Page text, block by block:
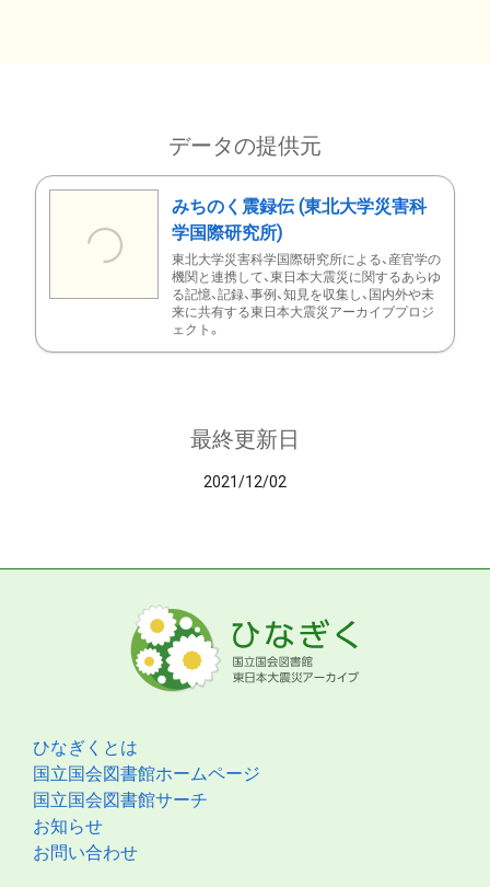
データの提供元
みちのく震録伝 (東北大学災害科
学国際研究所)
東北大学災害科学国際研究所による、産官学の
機関と連携して、東日本大震災に関するあらゆ
る記憶、記録、事例、知見を収集し、国内外や未
来に共有する東日本大震災アーカイブプロジ
ェクト。
最終更新日
2021/12/02
ひなぎくとは
国立国会図書館ホームページ
国立国会図書館サーチ
お知らせ
お問い合わせ